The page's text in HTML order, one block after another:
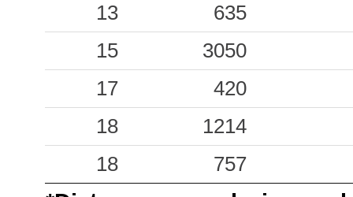
0.07
SULA
0.02
SULC
0.00
STF
13
635
15
3050
17
420
18
1214
18
757